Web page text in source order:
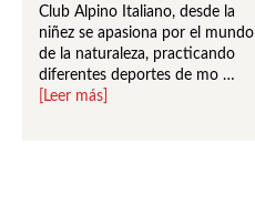
Club Alpino Italiano, desde la
niñez se apasiona por el mundo
de la naturaleza, practicando
diferentes deportes de mo …
[Leer más]